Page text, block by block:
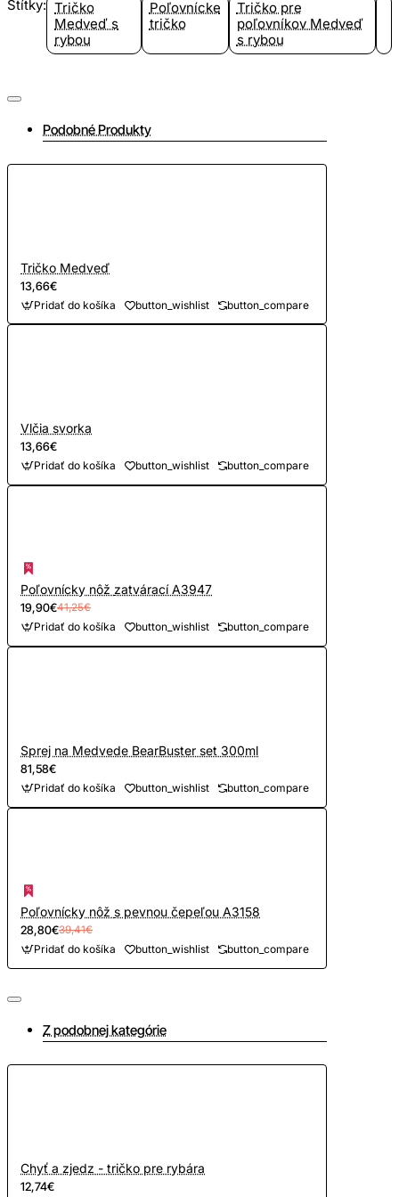
Štítky: Tričko
Medveď s
rybou
Poľovnícke
tričko
Tričko pre
poľovníkov Medveď
s rybou
Podobné Produkty
Tričko Medveď
13,66€
Pridať do košíka button_wishlist button_compare
Vlčia svorka
13,66€
Pridať do košíka button_wishlist button_compare
Poľovnícky nôž zatvárací A3947
19,90€41,25€
Pridať do košíka button_wishlist button_compare
Sprej na Medvede BearBuster set 300ml
81,58€
Pridať do košíka button_wishlist button_compare
Poľovnícky nôž s pevnou čepeľou A3158
28,80€39,41€
Pridať do košíka button_wishlist button_compare
Z podobnej kategórie
Chyť a zjedz - tričko pre rybára
12,74€